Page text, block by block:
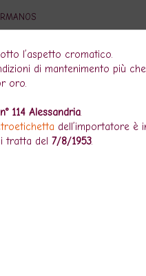
l’aspetto cromatico.
di mantenimento più
oro.
114 Alessandria.
dell’importatore è
tratta del 7/8/1953.